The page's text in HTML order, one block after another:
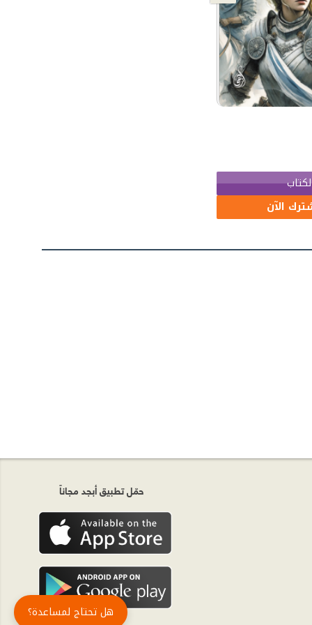
الآن
حمّل تطبيق أبجد مجاناً
هل تحتاج لمساعدة؟